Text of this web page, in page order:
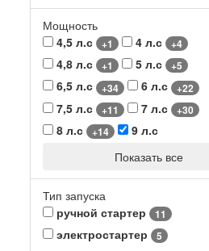
Мощность
4,5 л.с
+1 4 л.с +4
4,8 л.с +1 5 л.с +5
6,5 л.с +34 6 л.с +22
7,5 л.с +11 7 л.с +30
8 л.с +14
9 л.с
Показать все
Тип запуска
ручной стартер
11
электростартер 5